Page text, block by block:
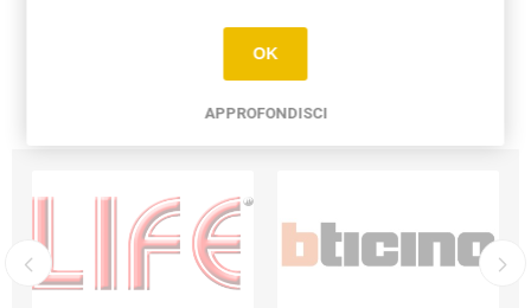
faro led 20w ip65 4000k colore grigio bot lighting
OK
APPROFONDISCI